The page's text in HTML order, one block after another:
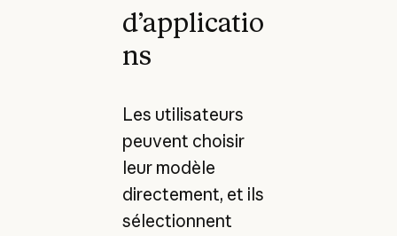
d’applicatio
ns
Les utilisateurs
peuvent choisir
leur modèle
directement, et ils
sélectionnent